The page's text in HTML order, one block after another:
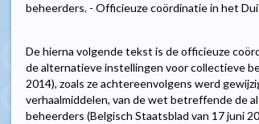
beheerders. - Officieuze coördinatie in het
De hierna volgende tekst is de officieuze
de alternatieve instellingen voor collectieve
2014), zoals ze achtereenvolgens werd
verhaalmiddelen, van de wet betreffende de
beheerders (Belgisch Staatsblad van 17 juni